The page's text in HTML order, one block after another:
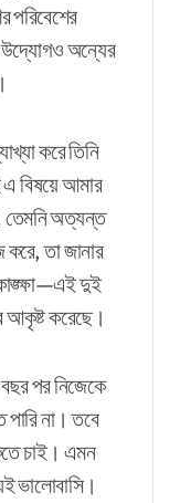
পরিবেশের
উদ্যোগও অন্যের
করে তিনি
এ বিষয়ে আমার
তেমনি অত্যন্ত
তা জানার
দুই
আকৃষ্ট করেছে।
বছর পর নিজেকে
না। তবে
চাই। এমন
ভালোবাসি।